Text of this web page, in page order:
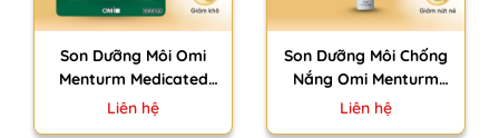
Son Dưỡng Môi Omi
Menturm Medicated
Stick Nhật Bản Làm
Liên hệ
Son Dưỡng Môi Chống
Nắng Omi Menturm
Deepner SPF20 PA++
Liên hệ